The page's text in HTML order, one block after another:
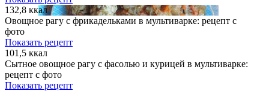
132,8 ккал
Овощное рагу с фрикадельками в мультиварке: рецепт с
фото
Показать рецепт
101,5 ккал
Сытное овощное рагу с фасолью и курицей в мультиварке:
рецепт с фото
Показать рецепт